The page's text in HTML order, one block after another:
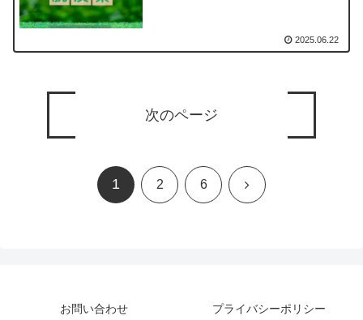
2025.06.22
次のページ
1 2 6 次
お問い合わせ プライバシーポリシー